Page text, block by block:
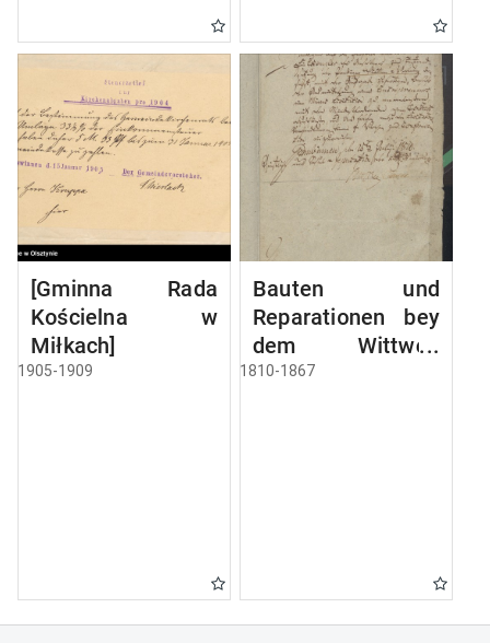
[Gminna Rada
Kościelna w
Miłkach]
1905-1909
Bauten und
Reparationen bey
dem Wittwen
Gebäude
1810-1867